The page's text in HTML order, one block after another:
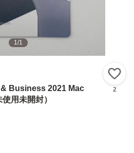
1/1
Business 2021 Mac
用未開封）
2